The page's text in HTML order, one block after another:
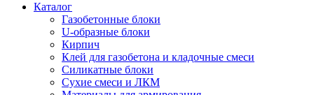
Каталог
Газобетонные блоки
U-образные блоки
Кирпич
Клей для газобетона и кладочные смеси
Силикатные блоки
Сухие смеси и ЛКМ